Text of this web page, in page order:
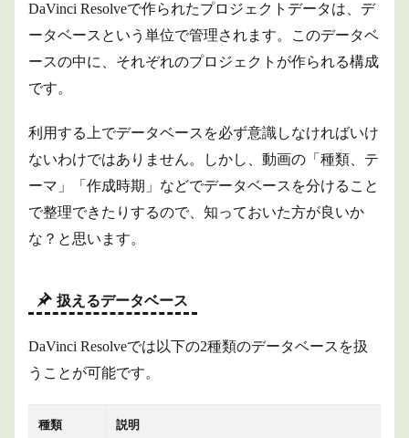
DaVinci Resolveで作られたプロジェクトデータは、デ
ータベースという単位で管理されます。このデータベ
ースの中に、それぞれのプロジェクトが作られる構成
です。
利用する上でデータベースを必ず意識しなければいけ
ないわけではありません。しかし、動画の「種類、テ
ーマ」「作成時期」などでデータベースを分けること
で整理できたりするので、知っておいた方が良いか
な？と思います。
扱えるデータベース
DaVinci Resolveでは以下の2種類のデータベースを扱
うことが可能です。
種類 説明